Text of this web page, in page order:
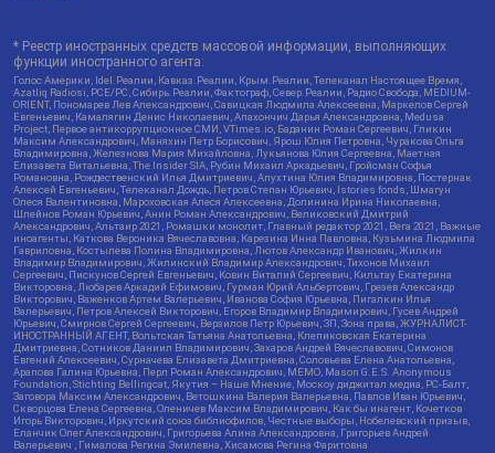
* Реестр иностранных средств массовой информации, выполняющих
функции иностранного агента:
Голос Америки, Idel.Реалии, Кавказ.Реалии, Крым.Реалии, Телеканал Настоящее Время,
Azatliq Radiosi, PCE/PC, Сибирь.Реалии, Фактограф, Север.Реалии, Радио Свобода, MEDIUM-
ORIENT, Пономарев Лев Александрович, Савицкая Людмила Алексеевна, Маркелов Сергей
Евгеньевич, Камалягин Денис Николаевич, Апахончич Дарья Александровна, Medusa
Project, Первое антикоррупционное СМИ, VTimes.io, Баданин Роман Сергеевич, Гликин
Максим Александрович, Маняхин Петр Борисович, Ярош Юлия Петровна, Чуракова Ольга
Владимировна, Железнова Мария Михайловна, Лукьянова Юлия Сергеевна, Маетная
Елизавета Витальевна, The Insider SIA, Рубин Михаил Аркадьевич, Гройсман Софья
Романовна, Рождественский Илья Дмитриевич, Апухтина Юлия Владимировна, Постернак
Алексей Евгеньевич, Телеканал Дождь, Петров Степан Юрьевич, Istories fonds, Шмагун
Олеся Валентиновна, Мароховская Алеся Алексеевна, Долинина Ирина Николаевна,
Шлейнов Роман Юрьевич, Анин Роман Александрович, Великовский Дмитрий
Александрович, Альтаир 2021, Ромашки монолит, Главный редактор 2021, Вега 2021, Важные
иноагенты, Каткова Вероника Вячеславовна, Карезина Инна Павловна, Кузьмина Людмила
Гавриловна, Костылева Полина Владимировна, Лютов Александр Иванович, Жилкин
Владимир Владимирович, Жилинский Владимир Александрович, Тихонов Михаил
Сергеевич, Пискунов Сергей Евгеньевич, Ковин Виталий Сергеевич, Кильтау Екатерина
Викторовна, Любарев Аркадий Ефимович, Гурман Юрий Альбертович, Грезев Александр
Викторович, Важенков Артем Валерьевич, Иванова София Юрьевна, Пигалкин Илья
Валерьевич, Петров Алексей Викторович, Егоров Владимир Владимирович, Гусев Андрей
Юрьевич, Смирнов Сергей Сергеевич, Верзилов Петр Юрьевич, ЗП, Зона права, ЖУРНАЛИСТ-
ИНОСТРАННЫЙ АГЕНТ, Вольтская Татьяна Анатольевна, Клепиковская Екатерина
Дмитриевна, Сотников Даниил Владимирович, Захаров Андрей Вячеславович, Симонов
Евгений Алексеевич, Сурначева Елизавета Дмитриевна, Соловьева Елена Анатольевна,
Арапова Галина Юрьевна, Перл Роман Александрович, МЕМО, Mason G.E.S. Anonymous
Foundation, Stichting Bellingcat, Якутия – Наше Мнение, Москоу диджитал медиа, РС-Балт,
Заговора Максим Александрович, Ветошкина Валерия Валерьевна, Павлов Иван Юрьевич,
Скворцова Елена Сергеевна, Оленичев Максим Владимирович, Как бы инагент, Кочетков
Игорь Викторович, Иркутский союз библиофилов, Честные выборы, Нобелевский призыв,
Еланчик Олег Александрович, Григорьева Алина Александровна, Григорьев Андрей
Валерьевич , Гималова Регина Эмилевна, Хисамова Регина Фаритовна